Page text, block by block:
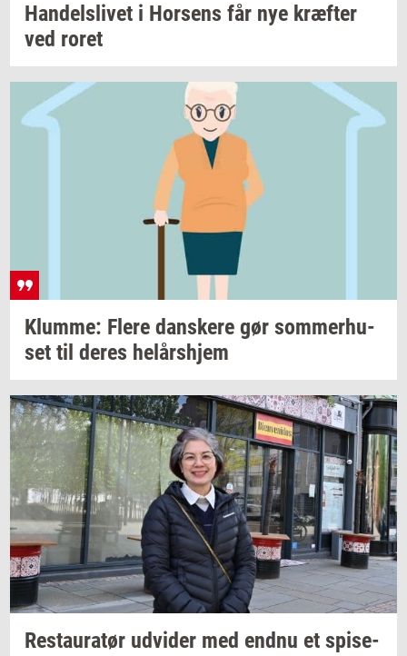
Han­dels­li­vet i Hor­sens får nye kræf­ter
ved roret
Klum­me: Flere dan­ske­re gør som­mer­hu­
set til deres helårs­hjem
Re­stau­ra­tør ud­vi­der med endnu et spi­se­